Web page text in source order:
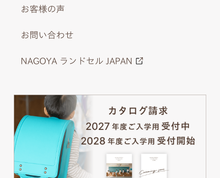
お客様の声
お問い合わせ
NAGOYA ランドセル JAPAN